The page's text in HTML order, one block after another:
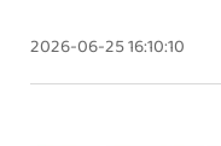
2026-06-25 16:10:10